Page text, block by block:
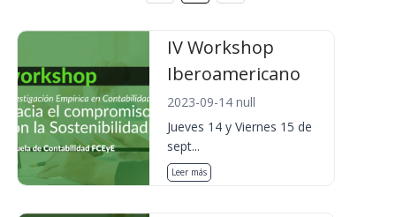
IV Workshop
Iberoamericano
2023-09-14 null
Jueves 14 y Viernes 15 de
sept...
Leer más